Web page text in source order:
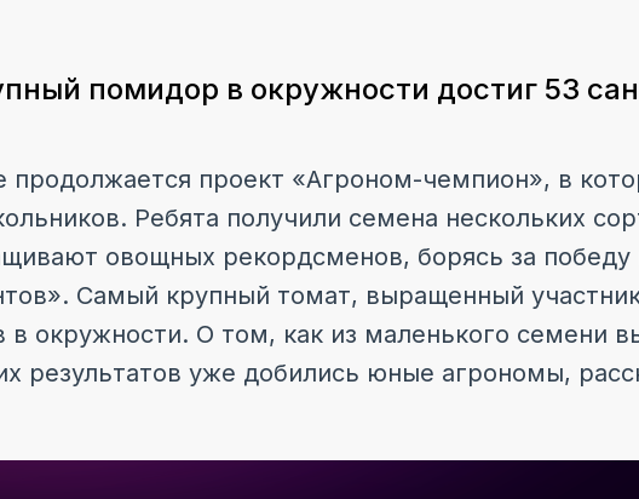
помидор в окружности достиг 53
продолжается проект «Агроном-чемпион», в
Ребята получили семена нескольких
овощных рекордсменов, борясь за победу
Самый крупный томат, выращенный
в окружности. О том, как из маленького семени
результатов уже добились юные агрономы,